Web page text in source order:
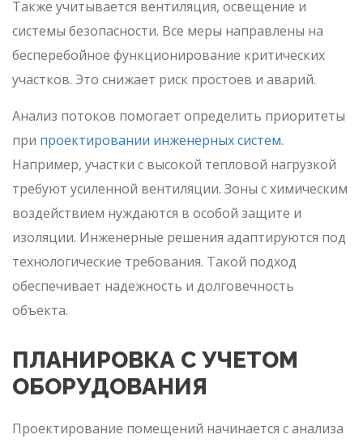
Также учитывается вентиляция, освещение и
системы безопасности. Все меры направлены на
бесперебойное функционирование критических
участков. Это снижает риск простоев и аварий.
Анализ потоков помогает определить приоритеты
при проектировании инженерных систем.
Например, участки с высокой тепловой нагрузкой
требуют усиленной вентиляции. Зоны с химическим
воздействием нуждаются в особой защите и
изоляции. Инженерные решения адаптируются под
технологические требования. Такой подход
обеспечивает надежность и долговечность
объекта.
ПЛАНИРОВКА С УЧЕТОМ
ОБОРУДОВАНИЯ
Проектирование помещений начинается с анализа